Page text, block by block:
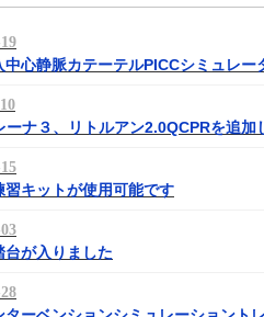
中心静脈カテーテルPICCシミュレー
ーナ３、リトルアン2.0QCPRを追加
習キットが使用可能です
台が入りました